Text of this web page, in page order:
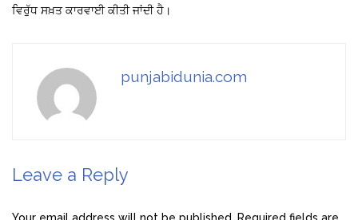
ਵਿਰੁੱਧ ਸਖ਼ਤ ਕਾਰਵਾਈ ਕੀਤੀ ਜਾਂਦੀ ਹੈ।
punjabidunia.com
Leave a Reply
Your email address will not be published. Required fields are